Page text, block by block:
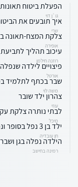
הפעלת ביטוח
גו`ן דוי
איך תובעים את
שרי
צלקת המצח-תאונה
אופירה
עיכוב תהליך
רוזנה חילמן
פיצויים לילדה
אורטל
שבר בכתף לתלמיד
משה לוי
צהרון ילד שובר
עוזי
לבתי נותרה צלקת
מיכל
ילד בן 3 נפל בסופר ונפצע
חן עובדיה
הילדה נפלה בגן
רמינה בחישב